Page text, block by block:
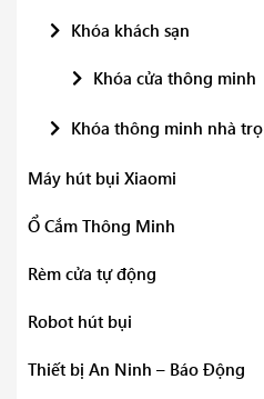
Khóa khách sạn
Khóa cửa thông minh
Khóa thông minh nhà trọ
Máy hút bụi Xiaomi
Ổ Cắm Thông Minh
Rèm cửa tự động
Robot hút bụi
Thiết bị An Ninh – Báo Động